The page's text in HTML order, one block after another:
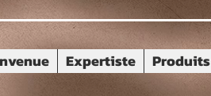
Expertiste Produits